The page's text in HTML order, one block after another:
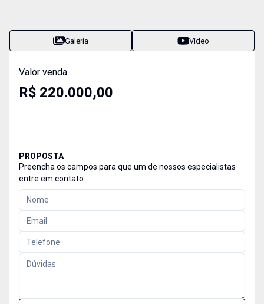
Galeria Vídeo
Valor venda
R$ 220.000,00
PROPOSTA
Preencha os campos para que um de nossos especialistas
entre em contato